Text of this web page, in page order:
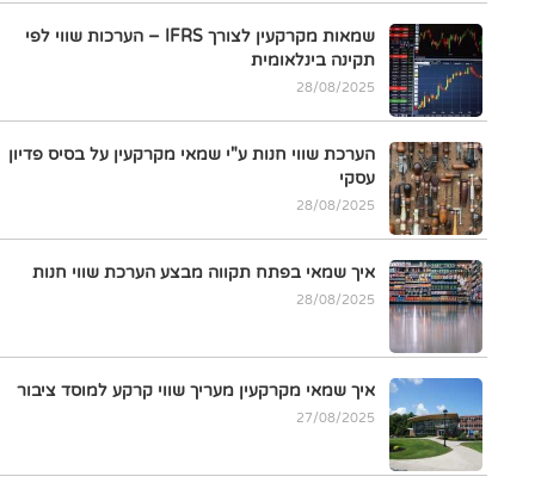
שמאות מקרקעין לצורך IFRS – הערכות שווי לפי
תקינה בינלאומית
28/08/2025
הערכת שווי חנות ע"י שמאי מקרקעין על בסיס פדיון
עסקי
28/08/2025
איך שמאי בפתח תקווה מבצע הערכת שווי חנות
28/08/2025
איך שמאי מקרקעין מעריך שווי קרקע למוסד ציבור
27/08/2025